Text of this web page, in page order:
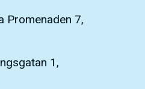
Promenaden 7,
1,